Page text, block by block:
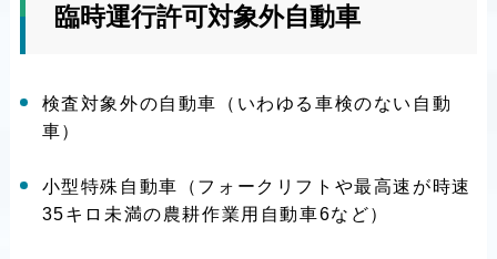
臨時運行許可対象外自動車
検査対象外の自動車（いわゆる車検のない自動
車）
小型特殊自動車（フォークリフトや最高速が時速
35キロ未満の農耕作業用自動車6など）